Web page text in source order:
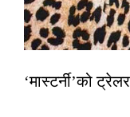
‘मास्टर्नी’को